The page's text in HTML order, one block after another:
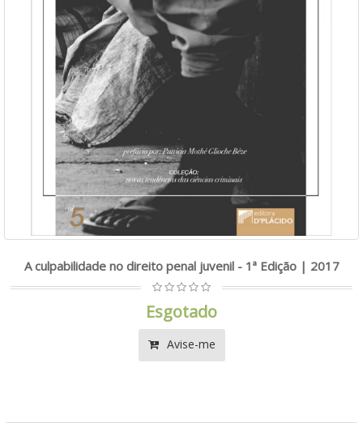
A culpabilidade no direito penal juvenil - 1ª Edição | 2017
Esgotado
Avise-me